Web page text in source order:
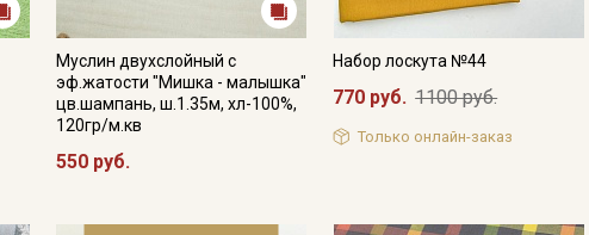
Муслин двухслойный с
эф.жатости "Мишка - малышка"
цв.шампань, ш.1.35м, хл-100%,
120гр/м.кв
550 руб.
Набор лоскута №44
770 руб. 1100 руб.
Только онлайн-заказ